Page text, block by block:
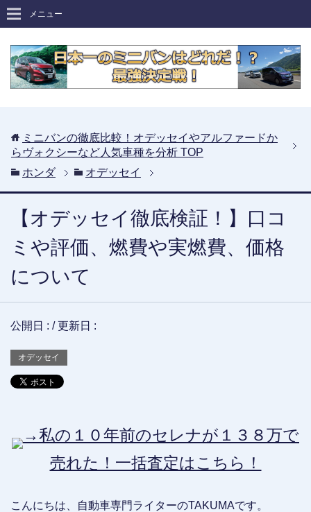
メニュー
ミニバンの徹底比較！オデッセイやアルファードか
らヴォクシーなど人気車種を分析 TOP
ホンダ
オデッセイ
【オデッセイ徹底検証！】口コ
ミや評価、燃費や実燃費、価格
について
公開日 : / 更新日 :
オデッセイ
→私の１０年前のセレナが１３８万で
売れた！一括査定はこちら！
こんにちは、自動車専門ライターのTAKUMAです。